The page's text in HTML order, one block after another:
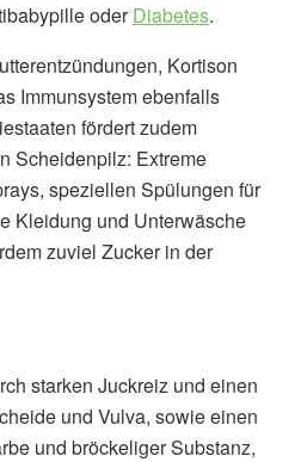
oderDiabetes.
Kortison
Immunsystem ebenfalls
fördert zudem
Scheidenpilz: Extreme
speziellen Spülungen für
Kleidung und Unterwäsche
zuviel Zucker in der
starken Juckreiz und einen
und Vulva, sowie einen
und bröckeliger Substanz,